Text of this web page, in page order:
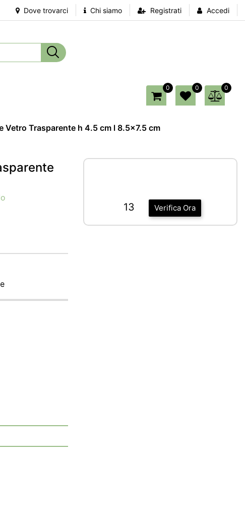
Dove trovarci Chi siamo Registrati Accedi
0 0 0
Vetro Trasparente h 4.5 cm l 8.5x7.5 cm
Verifica Ora
13